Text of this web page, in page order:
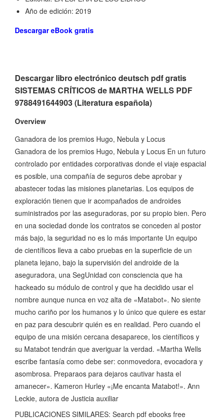
Año de edición: 2019
Descargar eBook gratis
Descargar libro electrónico deutsch pdf gratis
SISTEMAS CRÍTICOS de MARTHA WELLS PDF
9788491644903 (Literatura española)
Overview
Ganadora de los premios Hugo, Nebula y Locus
Ganadora de los premios Hugo, Nebula y Locus En un futuro
controlado por entidades corporativas donde el viaje espacial
es posible, una compañía de seguros debe aprobar y
abastecer todas las misiones planetarias. Los equipos de
exploración tienen que ir acompañados de androides
suministrados por las aseguradoras, por su propio bien. Pero
en una sociedad donde los contratos se conceden al postor
más bajo, la seguridad no es lo más importante Un equipo
de científicos lleva a cabo pruebas en la superficie de un
planeta lejano, bajo la supervisión del androide de la
aseguradora, una SegUnidad con consciencia que ha
hackeado su módulo de control y que ha decidido usar el
nombre aunque nunca en voz alta de «Matabot». No siente
mucho cariño por los humanos y lo único que quiere es estar
en paz para descubrir quién es en realidad. Pero cuando el
equipo de una misión cercana desaparece, los científicos y
su Matabot tendrán que averiguar la verdad. «Martha Wells
escribe fantasía como debe ser: conmovedora, evocadora y
asombrosa. Preparaos para dejaros cautivar hasta el
amanecer». Kameron Hurley «¡Me encanta Matabot!». Ann
Leckie, autora de Justicia auxiliar
PUBLICACIONES SIMILARES: Search pdf ebooks free